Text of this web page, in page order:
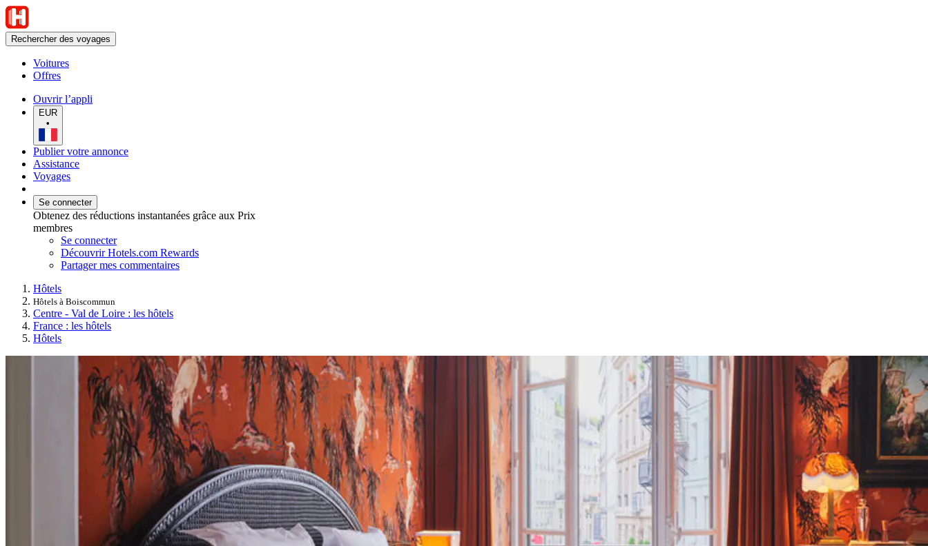
Rechercher des voyages
Voitures
Offres
Ouvrir l’appli
EUR
•
Publier votre annonce
Assistance
Voyages
Se connecter
Obtenez des réductions instantanées grâce aux Prix
membres
Se connecter
Découvrir Hotels.com Rewards
Partager mes commentaires
Hôtels
Hôtels à Boiscommun
Centre - Val de Loire : les hôtels
France : les hôtels
Hôtels